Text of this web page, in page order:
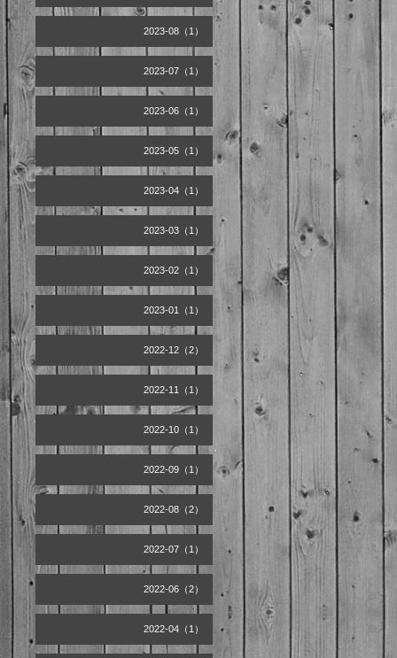
2023-08（1）
2023-07（1）
2023-06（1）
2023-05（1）
2023-04（1）
2023-03（1）
2023-02（1）
2023-01（1）
2022-12（2）
2022-11（1）
2022-10（1）
2022-09（1）
2022-08（2）
2022-07（1）
2022-06（2）
2022-04（1）